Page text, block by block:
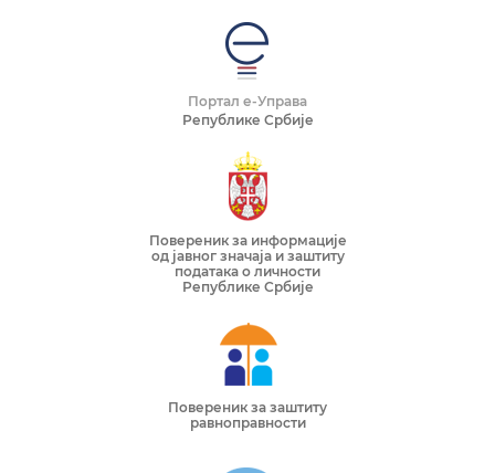
Портал е-Управа
Републике Србије
Повереник за информације
од јавног значаја и заштиту
података о личности
Републике Србије
Повереник за заштиту
равноправности